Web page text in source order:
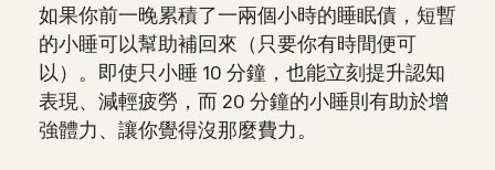
如果你前一晚累積了一兩個小時的睡眠債，短暫
的小睡可以幫助補回來（只要你有時間便可
以）。即使只小睡 10 分鐘，也能立刻提升認知
表現、減輕疲勞，而 20 分鐘的小睡則有助於增
強體力、讓你覺得沒那麼費力。